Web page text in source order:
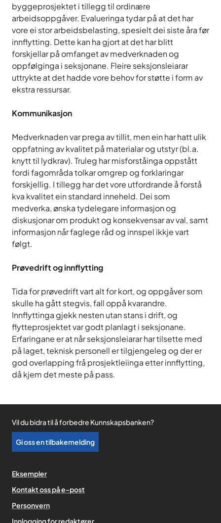
byggeprosjektet i tillegg til ordinære
arbeidsoppgåver. Evalueringa tydar på at det har
vore ei stor arbeidsbelasting, spesielt dei siste åra før
innflytting. Dette kan ha gjort at det har blitt
forskjellar på omfanget av medverknaden og
oppfølginga i seksjonane. Fleire seksjonsleiarar
uttrykte at det hadde vore behov for støtte i form av
ekstra ressursar.
Kommunikasjon
Medverknaden var prega av tillit, men ein har hatt ulik
oppfatning av kvalitet på materialar og utstyr (bl.a.
knytt til lydkrav). Truleg har misforståinga oppstått
fordi fagområda tolkar omgrep og forklaringar
forskjellig. I tillegg har det vore utfordrande å forstå
kva kvalitet ein standard inneheld. Dei som
medverka, ønska tydelegare informasjon og
diskusjonar om produkt og konsekvensar av val, samt
informasjon når faglege råd og innspel ikkje vart
følgt.
Prøvedrift og innflytting
Tida for prøvedrift vart alt for kort, og oppgåver som
skulle ha gått stegvis, fall oppå kvarandre.
Innflyttinga gjekk nesten utan stans i drift, og
flytteprosjektet var godt planlagt i seksjonane.
Erfaringane er at når seksjonsleiarar har tilsette med
på laget, teknisk personell er tilgjengeleg og der er
god overlapping frå prosjektleiinga etter innflytting,
då kjem det meste på pass.
Vil du bidra til å forbedre Kunnskapsbanken?
Gi oss en tilbakemelding
Eksempler
Kontakt oss på e-post
Personvern
Innlogging for redaktører